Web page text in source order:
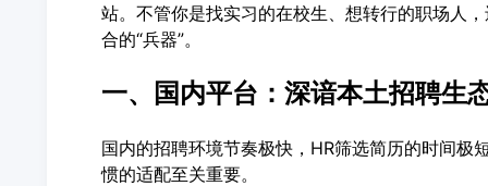
站。不管你是找实习的在校生、想转行的职场人
合的“兵器”。
一、国内平台：深谙本土招聘生
国内的招聘环境节奏极快，HR筛选简历的时间极
惯的适配至关重要。